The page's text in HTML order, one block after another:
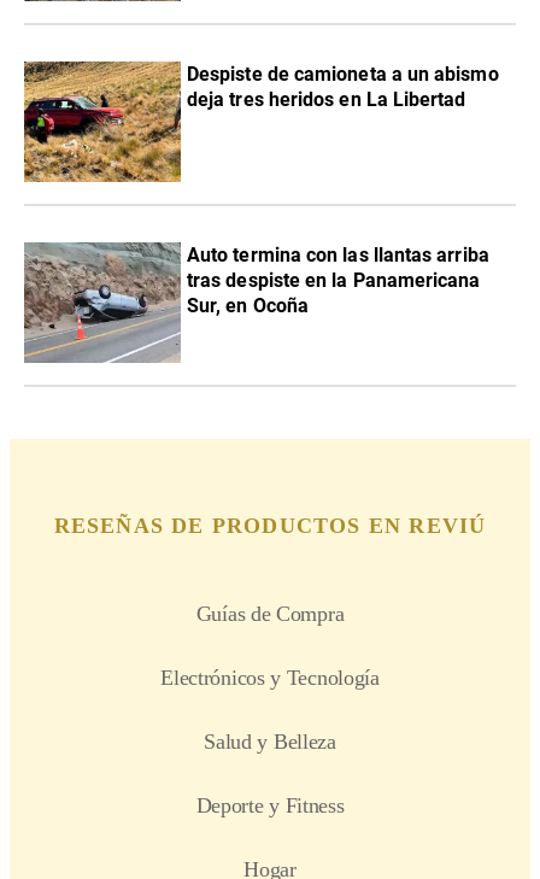
Despiste de camioneta a un abismo
deja tres heridos en La Libertad
Auto termina con las llantas arriba
tras despiste en la Panamericana
Sur, en Ocoña